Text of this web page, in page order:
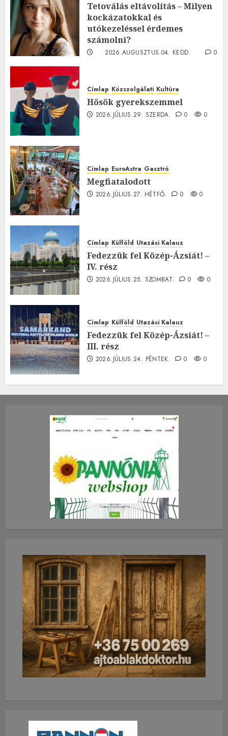
Tetoválás eltávolítás – Milyen
kockázatokkal és
utókezeléssel érdemes
számolni?
2026.AUGUSZTUS.04. KEDD.
0
Címlap Közszolgálati Kultúra
Hősök gyerekszemmel
2026.JÚLIUS.29. SZERDA. 0 0
Címlap EuroAstra Gasztró
Megfiatalodott
2026.JÚLIUS.27. HÉTFŐ. 0 0
Címlap Külföld Utazási Kalauz
Fedezzük fel Közép-Ázsiát! –
IV. rész
2026.JÚLIUS.25. SZOMBAT. 0 0
Címlap Külföld Utazási Kalauz
Fedezzük fel Közép-Ázsiát! –
III. rész
2026.JÚLIUS.24. PÉNTEK. 0 0